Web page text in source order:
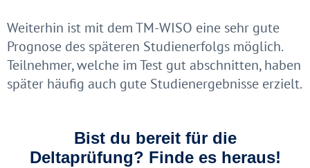
Weiterhin ist mit dem TM-WISO eine sehr gute
Prognose des späteren Studienerfolgs möglich.
Teilnehmer, welche im Test gut abschnitten, haben
später häufig auch gute Studienergebnisse erzielt.